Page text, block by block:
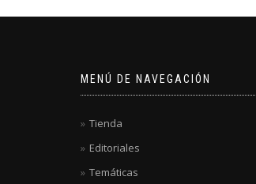
MENÚ DE NAVEGACIÓN
Tienda
Editoriales
Temáticas